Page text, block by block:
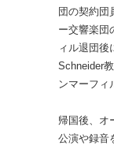
団の契約団
ー交響楽団
ィル退団後
Schneider
ンマーフィ
帰国後、オ
公演や録音